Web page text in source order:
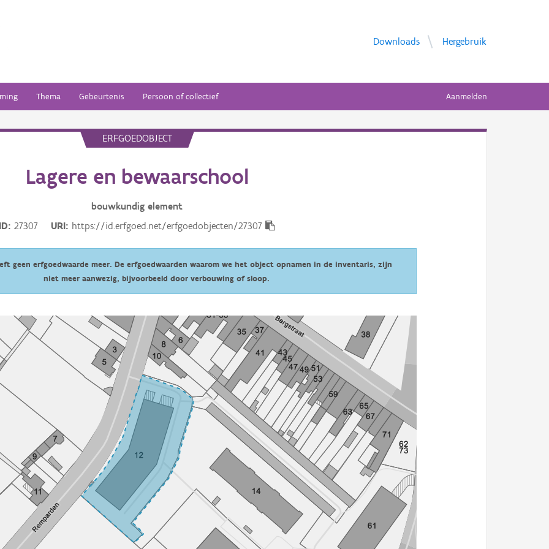
Downloads Hergebruik
Thema Gebeurtenis Persoon of collectief Aanmelden
ERFGOEDOBJECT
Lagere en bewaarschool
bouwkundig element
27307 URI https://id.erfgoed.net/erfgoedobjecten/27307
geen erfgoedwaarde meer. De erfgoedwaarden waarom we het object opnamen in de inventaris, zijn
niet meer aanwezig, bijvoorbeeld door verbouwing of sloop.